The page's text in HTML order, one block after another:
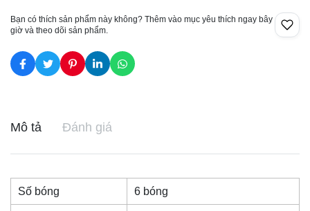
Bạn có thích sản phẩm này không? Thêm vào mục yêu thích ngay bây
giờ và theo dõi sản phẩm.
Mô tả Đánh giá
Số bóng 6 bóng